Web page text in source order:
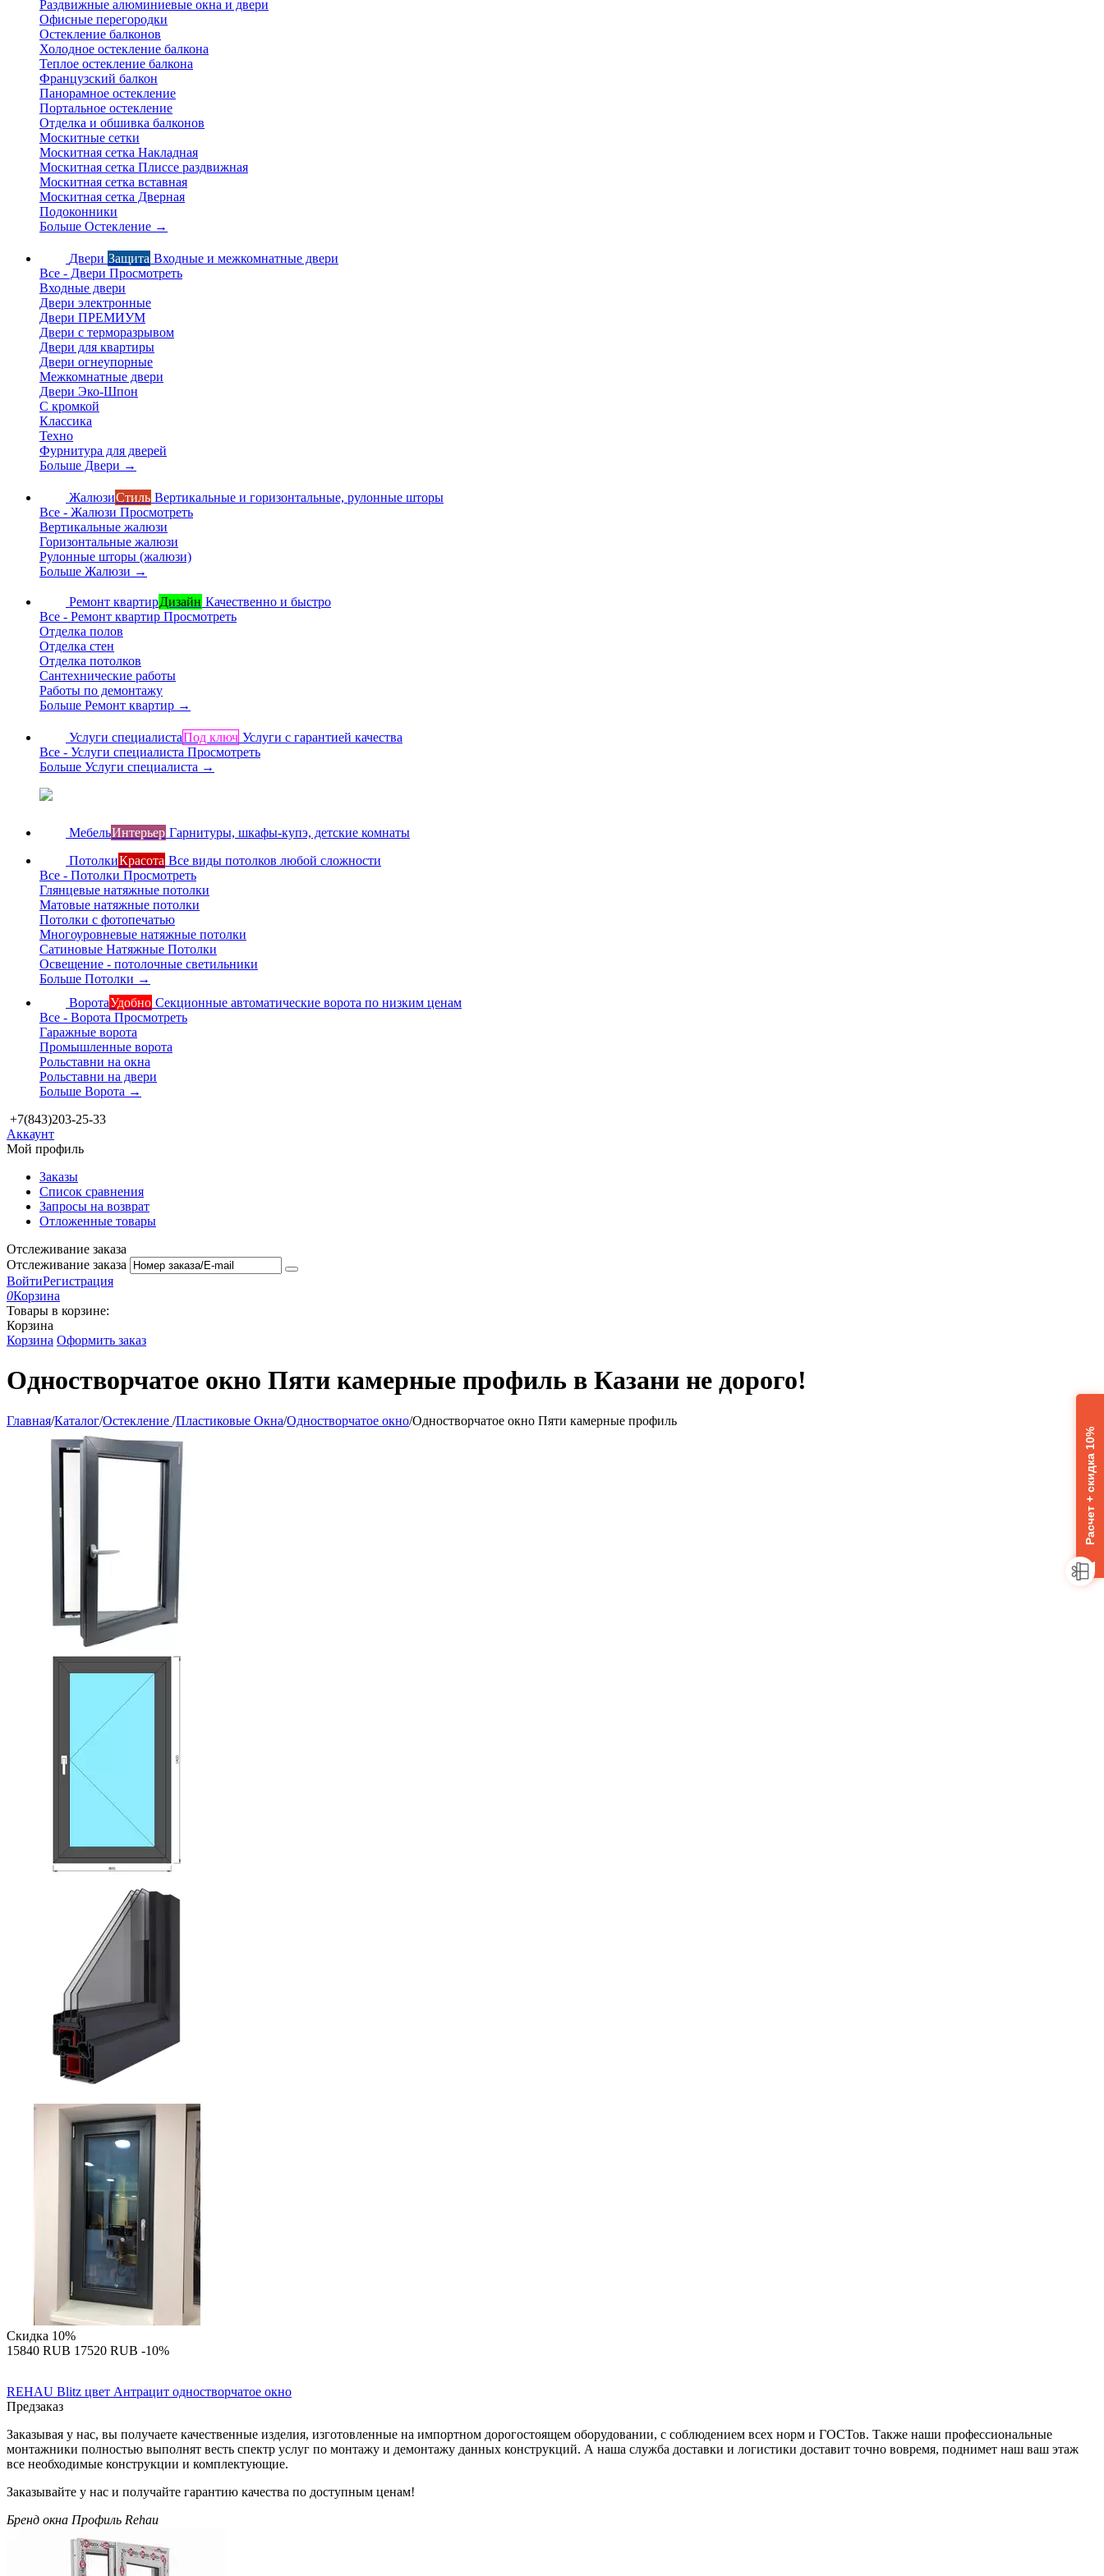
Раздвижные алюминиевые окна и двери
Офисные перегородки
Остекление балконов
Холодное остекление балкона
Теплое остекление балкона
Французский балкон
Панорамное остекление
Портальное остекление
Отделка и обшивка балконов
Москитные сетки
Москитная сетка Накладная
Москитная сетка Плиссе раздвижная
Москитная сетка вставная
Москитная сетка Дверная
Подоконники
Больше Остекление →
Двери Защита Входные и межкомнатные двери
Все - Двери Просмотреть
Входные двери
Двери электронные
Двери ПРЕМИУМ
Двери с терморазрывом
Двери для квартиры
Двери огнеупорные
Межкомнатные двери
Двери Эко-Шпон
С кромкой
Классика
Техно
Фурнитура для дверей
Больше Двери →
ЖалюзиСтиль Вертикальные и горизонтальные, рулонные шторы
Все - Жалюзи Просмотреть
Вертикальные жалюзи
Горизонтальные жалюзи
Рулонные шторы (жалюзи)
Больше Жалюзи →
Ремонт квартирДизайн Качественно и быстро
Все - Ремонт квартир Просмотреть
Отделка полов
Отделка стен
Отделка потолков
Сантехнические работы
Работы по демонтажу
Больше Ремонт квартир →
Услуги специалистаПод ключ Услуги с гарантией качества
Все - Услуги специалиста Просмотреть
Больше Услуги специалиста →
МебельИнтерьер Гарнитуры, шкафы-купэ, детские комнаты
ПотолкиКрасота Все виды потолков любой сложности
Все - Потолки Просмотреть
Глянцевые натяжные потолки
Матовые натяжные потолки
Потолки с фотопечатью
Многоуровневые натяжные потолки
Сатиновые Натяжные Потолки
Освещение - потолочные светильники
Больше Потолки →
ВоротаУдобно Секционные автоматические ворота по низким ценам
Все - Ворота Просмотреть
Гаражные ворота
Промышленные ворота
Рольставни на окна
Рольставни на двери
Больше Ворота →
+7(843)203-25-33
Аккаунт
Мой профиль
Заказы
Список сравнения
Запросы на возврат
Отложенные товары
Отслеживание заказа
Отслеживание заказа
ВойтиРегистрация
0Корзина
Товары в корзине:
Корзина
Корзина Оформить заказ
Одностворчатое окно Пяти камерные профиль в Казани не дорого!
Главная/Каталог/Остекление /Пластиковые Окна/Одностворчатое окно/Одностворчатое окно Пяти камерные профиль
Скидка 10%
‍15840‍ RUB ‍17520‍ RUB -10%
REHAU Blitz цвет Антрацит одностворчатое окно
Предзаказ
Заказывая у нас, вы получаете качественные изделия, изготовленные на импортном дорогостоящем оборудовании, с соблюдением всех норм и ГОСТов. Также наши профессиональные
монтажники полностью выполнят весть спектр услуг по монтажу и демонтажу данных конструкций. А наша служба доставки и логистики доставит точно вовремя, поднимет наш ваш этаж
все необходимые конструкции и комплектующие.
Заказывайте у нас и получайте гарантию качества по доступным ценам!
Бренд окна Профиль Rehau
Расчет + скидка 10%